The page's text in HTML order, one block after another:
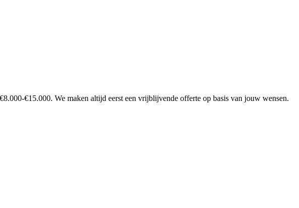
€15.000. We maken altijd eerst een vrijblijvende offerte op basis van jouw wensen.